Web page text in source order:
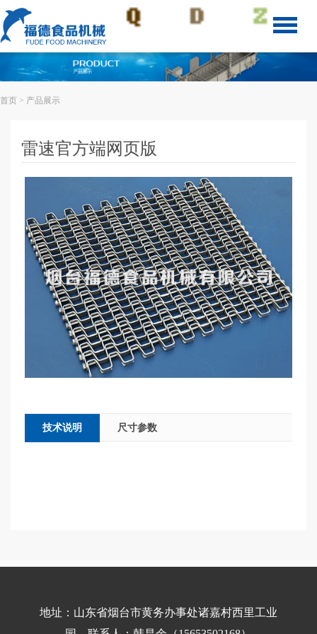
首页 > 产品展示
雷速官方端网页版
技术说明 尺寸参数
地址：山东省烟台市黄务办事处诸嘉村西里工业